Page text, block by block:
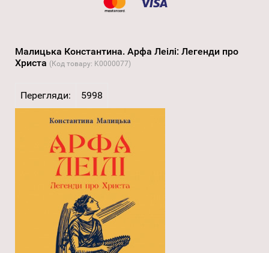
Малицька Константина. Арфа Леілі: Легенди про
Христа (Код товару: K0000077)
Перегляди: 5998